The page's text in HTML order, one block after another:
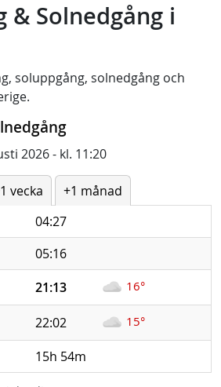
& Solnedgång i
, soluppgång, solnedgång och
.
2026 - kl. 11:20
vecka
+1 månad
04:27
05:16
21:13 16°
22:02 15°
15h 54m